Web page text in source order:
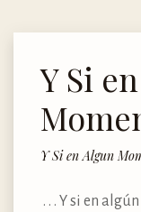
Y Si
Y Si en Algun
. . . Y si en